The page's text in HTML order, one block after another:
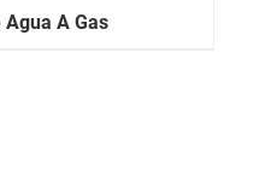
Agua A Gas